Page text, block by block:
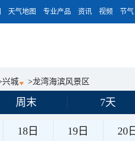
天气地图 专业产品 资讯 视频 节气
兴城 >龙湾海滨风景区
周末 7天
18日 19日 20